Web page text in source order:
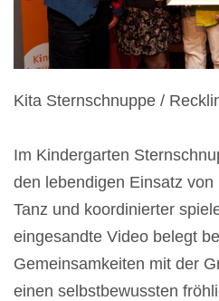
Kita Sternschnuppe /
Im Kindergarten
den lebendigen Einsatz
Tanz und koordinierter
eingesandte Video belegt
Gemeinsamkeiten mit der
einen selbstbewussten